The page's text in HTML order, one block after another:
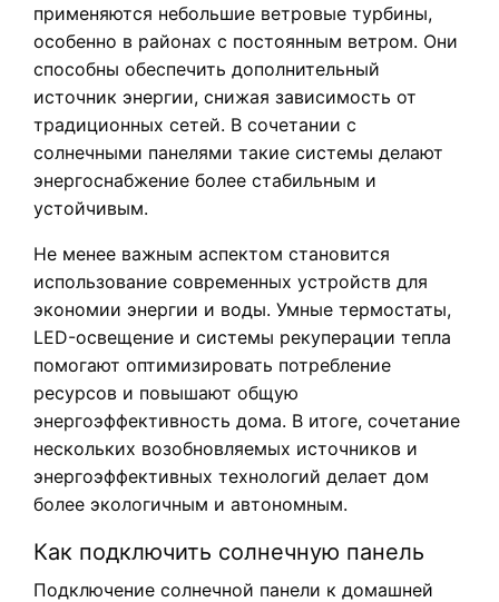
применяются небольшие ветровые турбины,
особенно в районах с постоянным ветром. Они
способны обеспечить дополнительный
источник энергии, снижая зависимость от
традиционных сетей. В сочетании с
солнечными панелями такие системы делают
энергоснабжение более стабильным и
устойчивым.
Не менее важным аспектом становится
использование современных устройств для
экономии энергии и воды. Умные термостаты,
LED-освещение и системы рекуперации тепла
помогают оптимизировать потребление
ресурсов и повышают общую
энергоэффективность дома. В итоге, сочетание
нескольких возобновляемых источников и
энергоэффективных технологий делает дом
более экологичным и автономным.
Как подключить солнечную панель
Подключение солнечной панели к домашней